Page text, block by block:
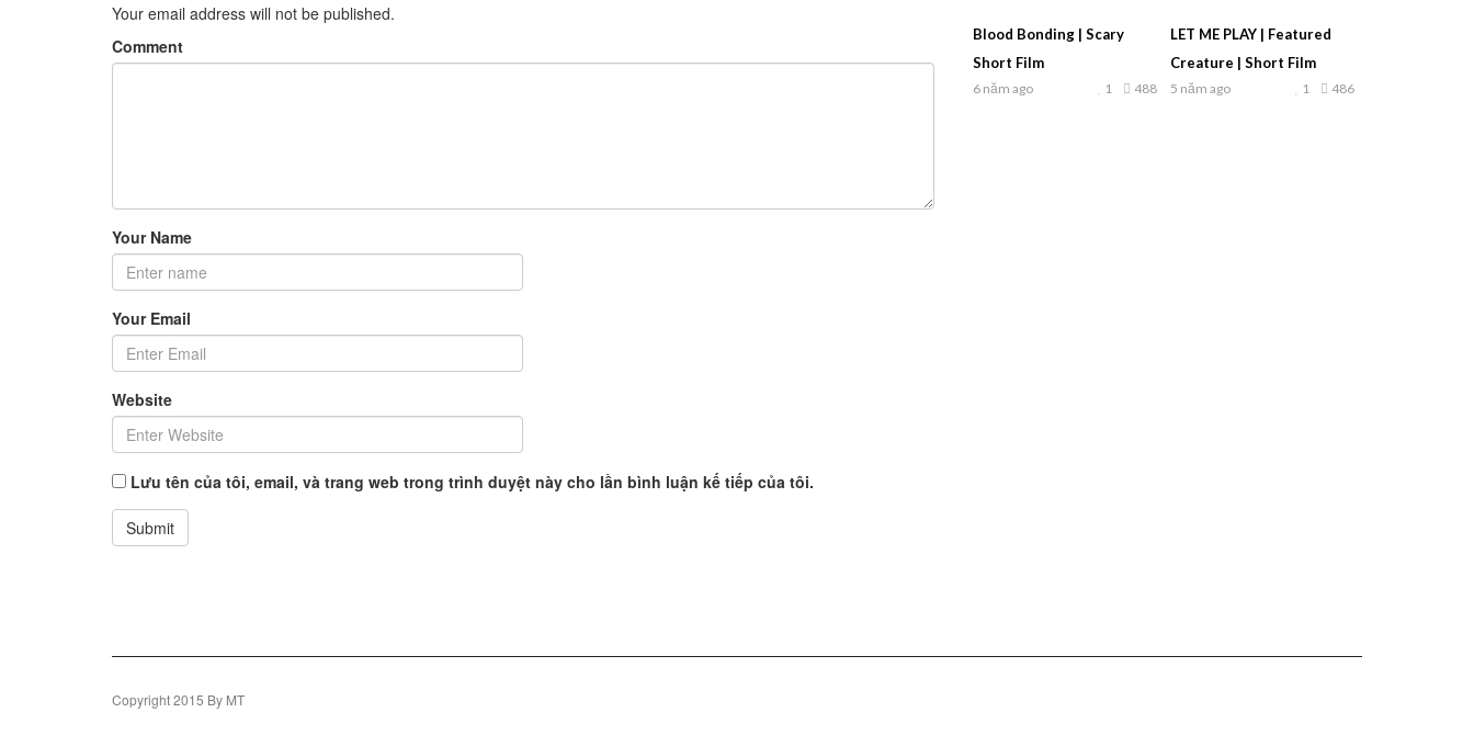
Your email address will not be published.
Comment
Your Name
Your Email
Website
Lưu tên của tôi, email, và trang web trong trình duyệt này cho lần bình luận kế tiếp của tôi.
Blood Bonding | Scary
Short Film
6 năm ago 488
1
LET ME PLAY | Featured
Creature | Short Film
5 năm ago 486
1
Copyright 2015 By MT